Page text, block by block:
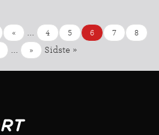
« ... 4 5 6 7 8
... » Sidste »